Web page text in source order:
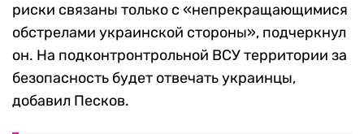
риски связаны только с «непрекращающимися
обстрелами украинской стороны», подчеркнул
он. На подконтронтрольной ВСУ территории за
безопасность будет отвечать украинцы,
добавил Песков.